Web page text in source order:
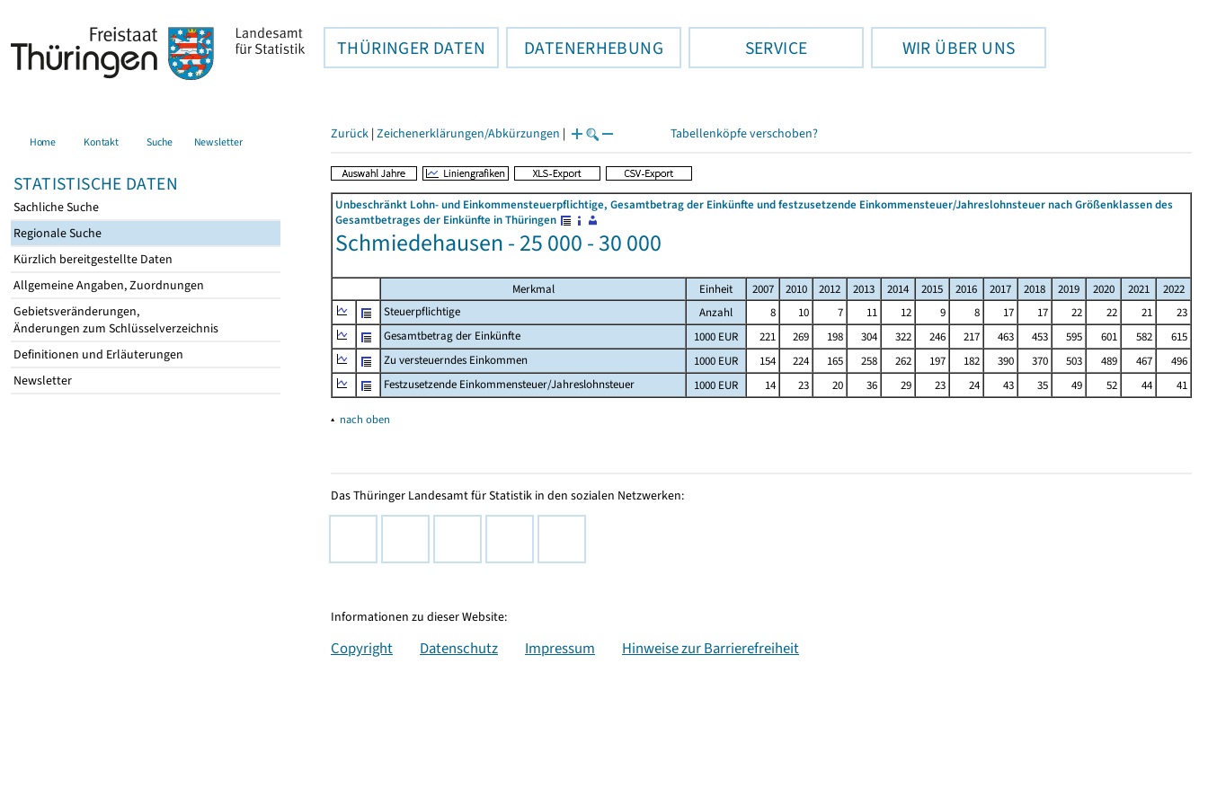
THÜRINGER DATEN DATENERHEBUNG SERVICE WIR ÜBER UNS
Home Kontakt Suche Newsletter
STATISTISCHE DATEN
Sachliche Suche
Regionale Suche
Kürzlich bereitgestellte Daten
Allgemeine Angaben, Zuordnungen
Gebietsveränderungen,
Änderungen zum Schlüsselverzeichnis
Definitionen und Erläuterungen
Newsletter
Zurück | Zeichenerklärungen/Abkürzungen | Tabellenköpfe verschoben?
Unbeschränkt Lohn- und Einkommensteuerpflichtige, Gesamtbetrag der Einkünfte und festzusetzende Einkommensteuer/Jahreslohnsteuer nach Größenklassen des
Gesamtbetrages der Einkünfte in Thüringen
Schmiedehausen - 25 000 - 30 000
Merkmal Einheit 2007 2010 2012 2013 2014 2015 2016 2017 2018 2019 2020 2021
2022
Steuerpflichtige
Anzahl 8 10 7 11 12 9 8 17 17 22 22 21
23
Gesamtbetrag der Einkünfte
1000 EUR 221 269 198 304 322 246 217 463 453 595 601 582
615
Zu versteuerndes Einkommen
1000 EUR 154 224 165 258 262 197 182 390 370 503 489 467
496
Festzusetzende Einkommensteuer/Jahreslohnsteuer
1000 EUR 14 23 20 36 29 23 24 43 35 49 52 44 41
▴ nach oben
Das Thüringer Landesamt für Statistik in den sozialen Netzwerken:
Informationen zu dieser Website:
Copyright Datenschutz Impressum Hinweise zur Barrierefreiheit